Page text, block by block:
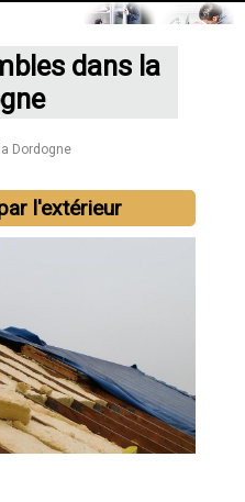
dans la
Dordogne
l'extérieur